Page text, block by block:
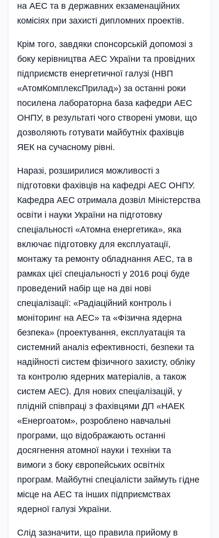
на АЕС та в державних екзаменаційних
комісі­ях при захисті дипломних проектів.
Крім того, завдяки спонсорській допомозі з
боку кері­вництва АЕС України та провідних
підприємств енергетичної галузі (НВП
«АтомКомплексПрилад») за останні роки
посилена лабораторна база кафедри АЕС
ОНПУ, в результаті чого створені умови, що
дозволяють готувати майбутніх фахівців
ЯЕК на сучасному рівні.
Наразі, розширилися мож­­ливості з
підготовки фахівців на кафедрі АЕС ОНПУ.
Кафедра АЕС отримала дозвіл Міністерства
освіти і науки України на підготовку
спеціальності «Атомна енергетика», яка
включає підготовку для експлуатації,
монтажу та ремонту обладнання АЕС, та в
рамках цієї спеці­альності у 2016 році буде
проведений набір ще на дві нові
спеціалізації: «Радіаційний контроль і
моніторинг на АЕС» та «Фізична ядерна
безпека» (проектування, експлуатація та
системний аналіз ефективності, безпеки та
надійності систем фізичного захисту, обліку
та контролю ядерних матеріалів, а також
систем АЕС). Для нових спеціалізацій, у
плідній співпраці з фахівцями ДП «НАЕК
«Енергоатом», розроблено навчальні
програми, що відображають останні
досягнення атомної науки і техні­ки та
вимоги з боку європейських освітніх
програм. Майбутні спеціалісти займуть гідне
місце на АЕС та інших підприємствах
ядерної галузі України.
Слід зазначити, що правила прийому в